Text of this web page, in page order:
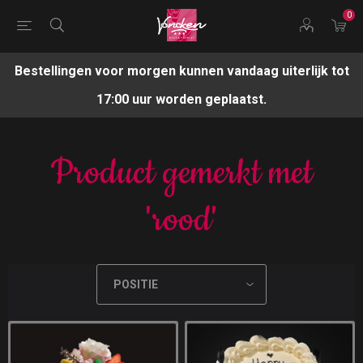
0
Bestellingen voor morgen kunnen vandaag uiterlijk tot
17:00 uur worden geplaatst.
Product gemerkt met
'rood'